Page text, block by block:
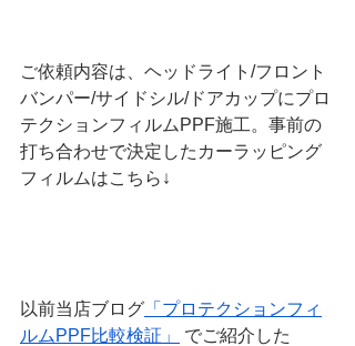
ご依頼内容は、ヘッドライト/フロント
バンパー/サイドシル/ドアカップにプロ
テクションフィルムPPF施工。事前の
打ち合わせで決定したカーラッピング
フィルムはこちら↓
以前当店ブログ 「プロテクションフィ
ルムPPF比較検証」
でご紹介した